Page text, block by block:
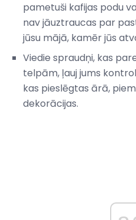
pametuši kafijas podu
nav jāuztraucas par
jūsu mājā, kamēr jūs
Viedie spraudņi, kas
telpām, ļauj jums
kas pieslēgtas ārā,
dekorācijas.